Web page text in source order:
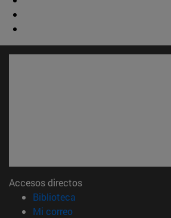
Accesos directos
Biblioteca
Mi correo(abre en nueva ventana)